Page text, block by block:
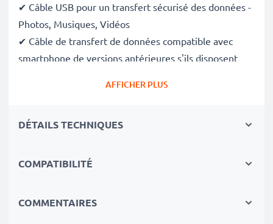
✔ Câble USB pour un transfert sécurisé des données -
Photos, Musiques, Vidéos
✔ Câble de transfert de données compatible avec
smartphone de versions antérieures s'ils disposent
Matériau du Câble
Connecteur 1: Micro USB
AFFICHER PLUS
DÉTAILS TECHNIQUES
COMPATIBILITÉ
COMMENTAIRES